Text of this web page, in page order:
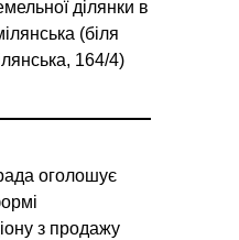
ділянки в
(біля
164/4)
оголошує
з продажу